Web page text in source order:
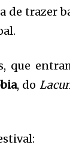
de trazer
que
, do